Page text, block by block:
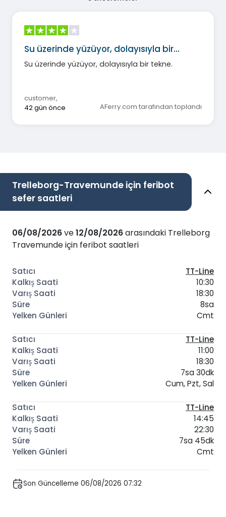
Su üzerinde yüzüyor, dolayısıyla bir…
Su üzerinde yüzüyor, dolayısıyla bir tekne.
customer,
42 gün önce
AFerry.com tarafından toplandı
Trelleborg-Travemunde için feribot
sefer saatleri
06/08/2026ve12/08/2026arasındaki Trelleborg
Travemunde için feribot saatleri
TT-Line
10:30
18:30
8sa
Cmt
TT-Line
11:00
18:30
7sa 30dk
Cum, Pzt, Sal
TT-Line
14:45
22:30
7sa 45dk
Cmt
Son Güncelleme 06/08/2026 07:32